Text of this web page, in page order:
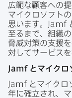
広範な​顧客への​
マイクロソフト
思います。
Jamf
至るまで、​組織
脅威対策の​支援
対して​サービス
Jamf と​マイクロ
Jamf と​マイクロ
年に​確立され、​